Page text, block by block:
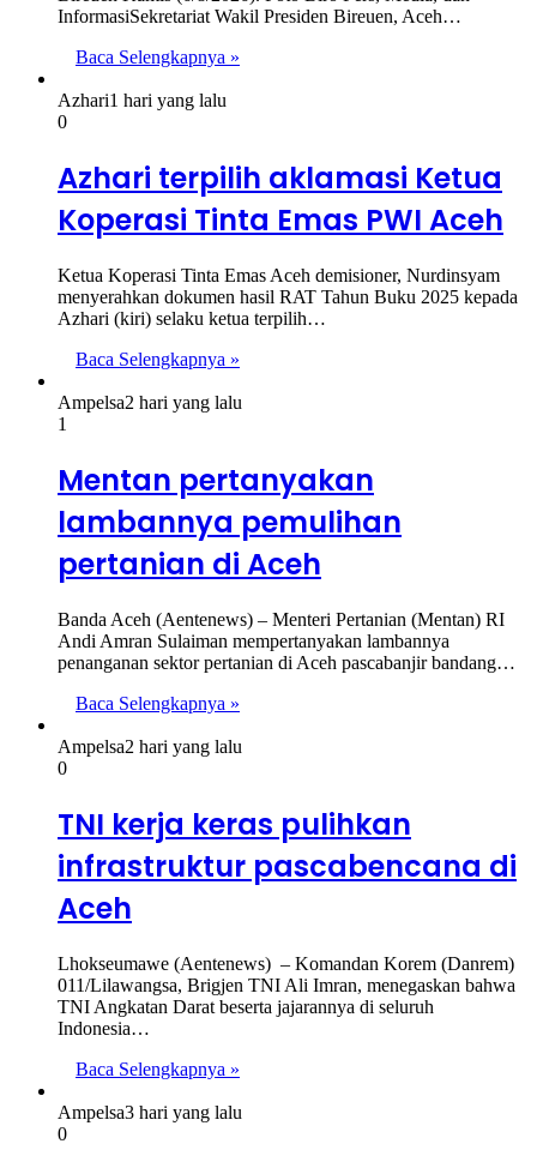
InformasiSekretariat Wakil Presiden Bireuen, Aceh…
Baca Selengkapnya »
Azhari1 hari yang lalu
0
Azhari terpilih aklamasi Ketua
Koperasi Tinta Emas PWI Aceh
Ketua Koperasi Tinta Emas Aceh demisioner, Nurdinsyam
menyerahkan dokumen hasil RAT Tahun Buku 2025 kepada
Azhari (kiri) selaku ketua terpilih…
Baca Selengkapnya »
Ampelsa2 hari yang lalu
1
Mentan pertanyakan
lambannya pemulihan
pertanian di Aceh
Banda Aceh (Aentenews) – Menteri Pertanian (Mentan) RI
Andi Amran Sulaiman mempertanyakan lambannya
penanganan sektor pertanian di Aceh pascabanjir bandang…
Baca Selengkapnya »
Ampelsa2 hari yang lalu
0
TNI kerja keras pulihkan
infrastruktur pascabencana di
Aceh
Lhokseumawe (Aentenews) – Komandan Korem (Danrem)
011/Lilawangsa, Brigjen TNI Ali Imran, menegaskan bahwa
TNI Angkatan Darat beserta jajarannya di seluruh
Indonesia…
Baca Selengkapnya »
Ampelsa3 hari yang lalu
0